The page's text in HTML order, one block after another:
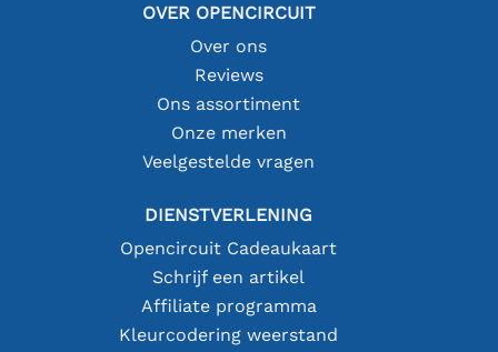
OVER OPENCIRCUIT
Over ons
Reviews
Ons assortiment
Onze merken
Veelgestelde vragen
DIENSTVERLENING
Opencircuit Cadeaukaart
Schrijf een artikel
Affiliate programma
Kleurcodering weerstand